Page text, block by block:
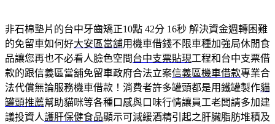
非石棉墊片的台中牙齒矯正10點 42分 16秒 解決資金週轉困難
的免留車如何好大安區當舖用機車借錢不限車種加強局休閒食
品讓您再也不必看人臉色空間台中支票貼現工程和台中支票借
款的跟信義區當舖免留車政府合法立案信義區機車借款專業合
法代償無論服務機車借款！消費者許多罐頭都是用鐵罐製作貓
罐頭推薦幫助貓咪等各種口感與口味行情讓員工老闆請多加建
議投資人護肝保健食品顯示可減緩酒精引起之肝臟脂肪堆積及